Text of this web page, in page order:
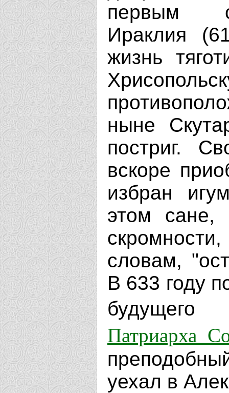
первым
Ираклия
жизнь
ныне
постриг.
вскоре
избран
этом сане,
словам,
В 633 году
Патриарха
уехал в